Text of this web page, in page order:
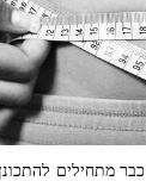
כבר מתחילים